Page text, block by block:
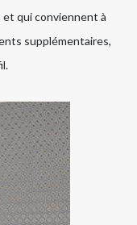
qui conviennent à
supplémentaires,